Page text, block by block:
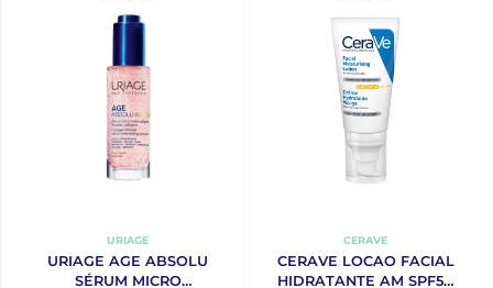
URIAGE
URIAGE AGE ABSOLU
SÉRUM MICRO
CERAVE
CERAVE LOCAO FACIAL
HIDRATANTE AM SPF50